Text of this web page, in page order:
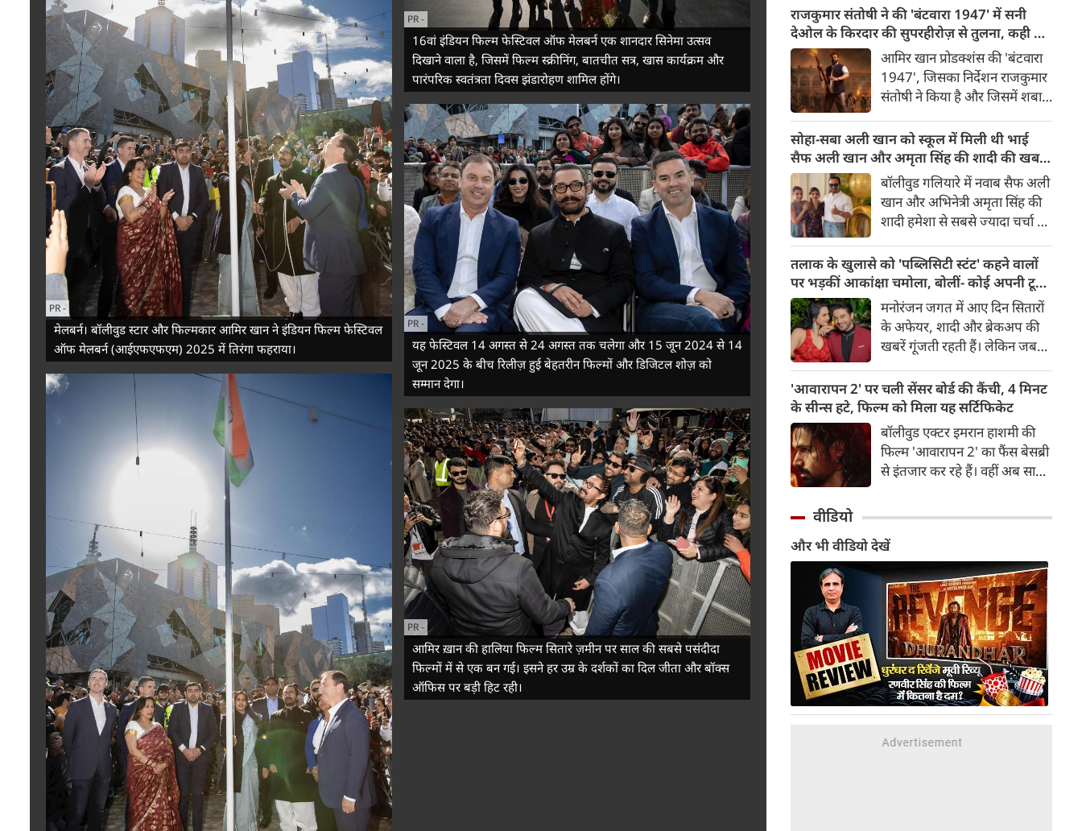
PR-
मेलबर्न। बॉलीवुड स्टार और फिल्मकार आमिर खान ने इंडियन फिल्म फेस्टिवल
ऑफ मेलबर्न (आईएफएफएम) 2025 में तिरंगा फहराया।
PR-
16वां इंडियन फिल्म फेस्टिवल ऑफ मेलबर्न एक शानदार सिनेमा उत्सव
दिखाने वाला है, जिसमें फिल्म स्क्रीनिंग, बातचीत सत्र, खास कार्यक्रम और
पारंपरिक स्वतंत्रता दिवस झंडारोहण शामिल होंगे।
PR-
यह फेस्टिवल 14 अगस्त से 24 अगस्त तक चलेगा और 15 जून 2024 से 14
जून 2025 के बीच रिलीज़ हुई बेहतरीन फिल्मों और डिजिटल शोज़ को
सम्मान देगा।
PR-
आमिर ख़ान की हालिया फिल्म सितारे ज़मीन पर साल की सबसे पसंदीदा
फिल्मों में से एक बन गई। इसने हर उम्र के दर्शकों का दिल जीता और बॉक्स
ऑफिस पर बड़ी हिट रही।
हो चुका है, जो दर्शकों को इस
डरावनी दुनिया में और गहराई तक ले
जाता है। रोंगटे खड़े कर देने वाले नए
दृश्यों से भरपूर यह ट्रेलर इनसिडियस
सीरीज़ के अब तक के सबसे डरावने
और सबसे अंधेरे अध्याय की झलक
देता है।
राजकुमार संतोषी ने की 'बंटवारा 1947' में सनी
देओल के किरदार की सुपरहीरोज़ से तुलना, कही यह
बात
आमिर खान प्रोडक्शंस की 'बंटवारा
1947', जिसका निर्देशन राजकुमार
संतोषी ने किया है और जिसमें शबाना
जिंटा मुख्य भूमिकाओं में हैं, 14
अगस्त 2026 को दुनियाभर के
सिनेमाघरों में रिलीज़ होगी। हाल ही
में रिलीज हुए फिल्म के ट्रेलर ने
भारत के बंटवारे के दर्दनाक इतिहास
की दमदार झलक दिखाकर दर्शकों
के बीच फिल्म को लेकर उत्साह और
भी बढ़ा दिया है।
सोहा-सबा अली खान को स्कूल में मिली थी भाई
सैफ अली खान और अमृता सिंह की शादी की खबर,
बताया चौंकाने वाला किस्साबॉलीवुड गलियारे में नवाब सैफ अली
खान और अभिनेत्री अमृता सिंह की
शादी हमेशा से सबसे ज्यादा चर्चा में
साल 1991 में हुई इस शादी को
लेकर आज भी कई ऐसे राज़ हैं,
जिनसे पर्दा उठना बाकी है। हाल ही
में सैफ अली खान की बहनों—
अभिनेत्री सोहा अली खान और सबा
अली खान ने इस शादी से जुड़ा एक
बेहद दिलचस्प और चौंकाने वाला
किस्सा साझा किया है।
तलाक के खुलासे को 'पब्लिसिटी स्टंट' कहने वालों
पर भड़कीं आकांक्षा चमोला, बोलीं- कोई अपनी टूटी
शादी का तमाशा नहीं बनातामनोरंजन जगत में आए दिन सितारों
के अफेयर, शादी और ब्रेकअप की
खबरें गूंजती रहती हैं। लेकिन जब
पॉपुलर कपल्स के अलग होने की
खबर आती है, तो फैंस का दिल टूट
जाता है। टीवी इंडस्ट्री के मशहूर और
टैलेंटेड एक्टर गौरव खन्ना और उनकी
पत्नी व एक्ट्रेस आकांक्षा चमोला इन
दिनों अपने रिश्ते को लेकर जबरदस्त
'आवारापन 2' पर चली सेंसर बोर्ड की कैंची, 4 मिनट
के सीन्स हटे, फिल्म को मिला यह सर्टिफिकेट
बॉलीवुड एक्टर इमरान हाशमी की
फिल्म 'आवारापन 2' का फैंस बेसब्री
से इंतजार कर रहे हैं। वहीं अब साल
फिल्म सर्टिफिकेशन (CBFC) से हरी
झंडी मिल गई है।
वीडियो
और भी वीडियो देखें